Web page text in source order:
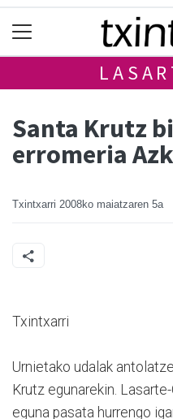
Santa Krutz
erromeria
Txintxarri 2008ko maiatzaren 5a
Txintxarri
Urnietako udalak
Krutz egunarekin.
eguna pasata hurrengo